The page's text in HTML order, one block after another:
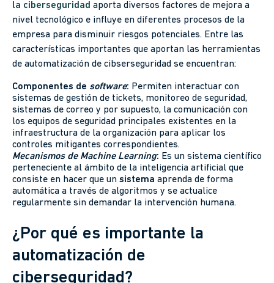
la ciberseguridad aporta diversos factores de mejora a
nivel tecnológico e influye en diferentes procesos de la
empresa para disminuir riesgos potenciales. Entre las
características importantes que aportan las herramientas
de automatización de cibserseguridad se encuentran:
Componentes de software: Permiten interactuar con
sistemas de gestión de tickets, monitoreo de seguridad,
sistemas de correo y por supuesto, la comunicación con
los equipos de seguridad principales existentes en la
infraestructura de la organización para aplicar los
controles mitigantes correspondientes.
Mecanismos de Machine Learning: Es un sistema científico
perteneciente al ámbito de la inteligencia artificial que
consiste en hacer que un sistema aprenda de forma
automática a través de algoritmos y se actualice
regularmente sin demandar la intervención humana.
¿Por qué es importante la
automatización de
ciberseguridad?